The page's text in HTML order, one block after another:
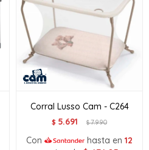
Corral Lusso Cam - C264
$ 5.691 $7.990
Con hasta en 12